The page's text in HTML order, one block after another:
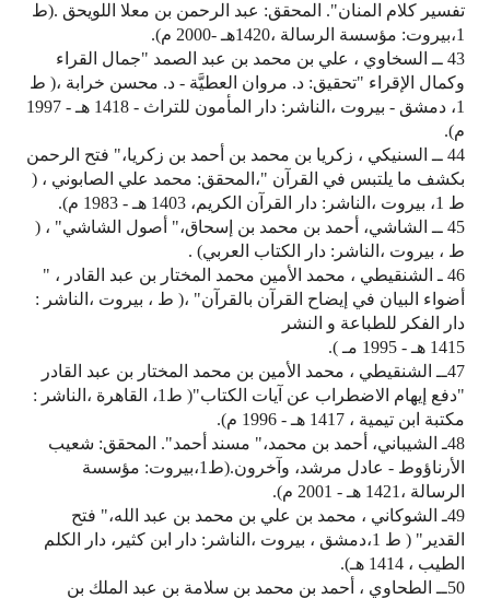
تفسير كلام المنان". المحقق: عبد الرحمن بن معلا اللويحق .(ط
1،بيروت: مؤسسة الرسالة ،1420هـ -2000 م).
43 ــ السخاوي ، علي بن محمد بن عبد الصمد "جمال القراء
وكمال الإقراء "تحقيق: د. مروان العطيَّة - د. محسن خرابة ،( ط
1، دمشق - بيروت ،الناشر: دار المأمون للتراث - 1418 هـ - 1997
م).
44 ــ السنيكي ، زكريا بن محمد بن أحمد بن زكريا،" فتح الرحمن
بكشف ما يلتبس في القرآن "،المحقق: محمد علي الصابوني ، (
ط 1، بيروت ،الناشر: دار القرآن الكريم، 1403 هـ - 1983 م).
45 ــ الشاشي، أحمد بن محمد بن إسحاق،" أصول الشاشي" ، (
ط ، بيروت ،الناشر: دار الكتاب العربي) .
46 ـ الشنقيطي ، محمد الأمين محمد المختار بن عبد القادر ، "
أضواء البيان في إيضاح القرآن بالقرآن" ،( ط ، بيروت ،الناشر :
دار الفكر للطباعة و النشر
1415 هـ - 1995 مـ ).
47ــ الشنقيطي ، محمد الأمين بن محمد المختار بن عبد القادر
"دفع إيهام الاضطراب عن آيات الكتاب"( ط1، القاهرة ،الناشر :
مكتبة ابن تيمية ، 1417 هـ - 1996 م).
48ـ الشيباني، أحمد بن محمد،" مسند أحمد". المحقق: شعيب
الأرناؤوط - عادل مرشد، وآخرون.(ط1،بيروت: مؤسسة
الرسالة ،1421 هـ - 2001 م).
49ـ الشوكاني ، محمد بن علي بن محمد بن عبد الله،" فتح
القدير" ( ط 1،دمشق ، بيروت ،الناشر: دار ابن كثير، دار الكلم
الطيب ، 1414 هـ).
50ــ الطحاوي ، أحمد بن محمد بن سلامة بن عبد الملك بن